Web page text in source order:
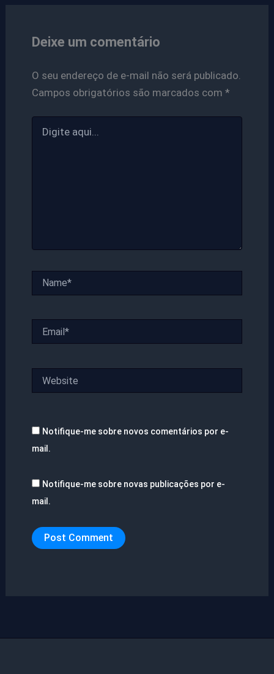
Deixe um comentário
O seu endereço de e-mail não será publicado.
Campos obrigatórios são marcados com *
aqui...
Notifique-me sobre novos comentários por e-
mail.
Notifique-me sobre novas publicações por e-
mail.